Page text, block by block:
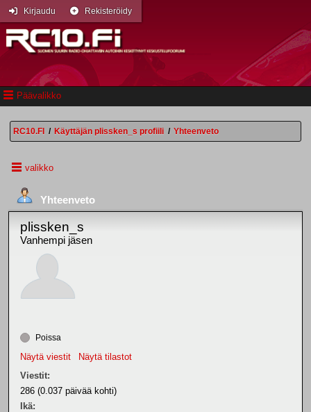
Päävalikko
Kirjaudu Rekisteröidy
RC10.FI / Käyttäjän plissken_s profiili / Yhteenveto
valikko
Yhteenveto
plissken_s
Vanhempi jäsen
Poissa
Näytä viestit
Näytä tilastot
Viestit:
286 (0.037 päivää kohti)
Ikä: